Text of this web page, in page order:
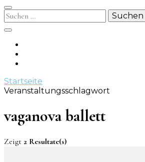
Suchen
nach:
Startseite
Veranstaltungsschlagwort
vaganova ballett
Zeigt 2 Resultate(s)